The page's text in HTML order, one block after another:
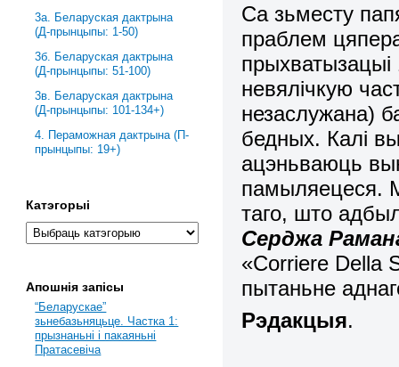
Са зьместу
праблем
прыхватызацыі
невялічкую
незаслужана)
бедных. Калі
ацэньваюць
памыляецеся.
таго, што
Серджа
«Corriere Della
пытаньне
Рэдакцыя.
3a. Беларуская дактрына
(Д-прынцыпы: 1-50)
3б. Беларуская дактрына
(Д-прынцыпы: 51-100)
3в. Беларуская дактрына
(Д-прынцыпы: 101-134+)
4. Пераможная дактрына (П-
прынцыпы: 19+)
Катэгорыі
Апошнія запісы
“Беларускае”
зьнебазьняцьце. Частка 1:
прызнаньні і пакаяньні
Пратасевіча